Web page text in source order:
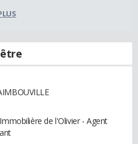
de l'Olivier - Agent